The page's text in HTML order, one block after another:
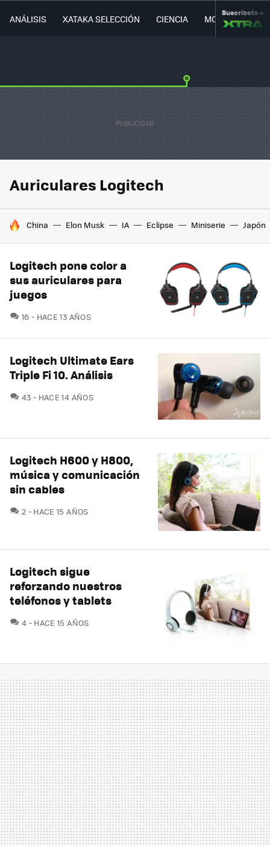
ANÁLISIS XATAKA SELECCIÓN CIENCIA MOVILIDAD
Suscríbete a
Auriculares Logitech
HOY SE HABLA DE
China Elon Musk IA Eclipse Miniserie Japón
Logitech pone color a
sus auriculares para
juegos
16 COMENTARIOS
HACE 13 AÑOS
Logitech Ultimate Ears
Triple Fi 10. Análisis
43 COMENTARIOS
HACE 14 AÑOS
Logitech H600 y H800,
música y comunicación
sin cables
2 COMENTARIOS
HACE 15 AÑOS
Logitech sigue
reforzando nuestros
teléfonos y tablets
4 COMENTARIOS
HACE 15 AÑOS